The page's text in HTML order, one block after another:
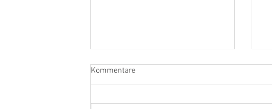
Kommentare